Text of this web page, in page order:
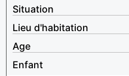
Situation
Lieu d'habitation
Age
Enfant